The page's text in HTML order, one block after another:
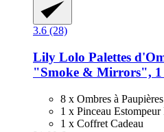
3.6 (28)
Lily Lolo Palettes
"Smoke & Mirrors",
8 x Ombres à
1 x Pinceau Estompeur
1 x Coffret Cadeau